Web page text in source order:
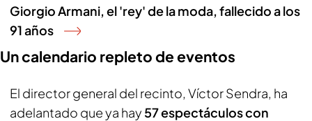
Giorgio Armani, el 'rey' de la moda, fallecido a los
91 años
Un calendario repleto de eventos
El director general del recinto, Víctor Sendra, ha
adelantado que ya hay 57 espectáculos con